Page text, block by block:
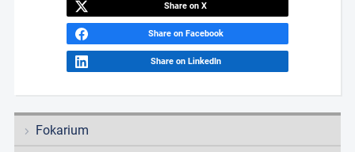
Fokarium
Share on X
Share on Facebook
Share on LinkedIn